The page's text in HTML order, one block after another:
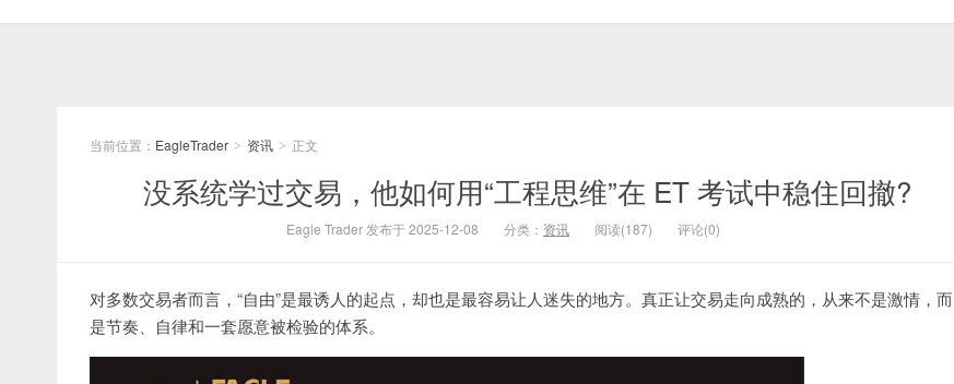
当前位置： EagleTrader > 资讯 > 正文
没系统学过交易，他如何用“工程思维”在 ET 考试中稳住回撤?
Eagle Trader 发布于 2025-12-08 分类： 资讯 阅读(187) 评论(0)
对多数交易者而言，“自由”是最诱人的起点，却也是最容易让人迷失的地方。真正让交易走向成熟的，从来不是激情，而
是节奏、自律和一套愿意被检验的体系。